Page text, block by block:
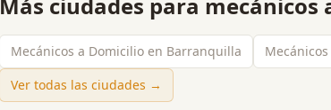
Mecánicos a Domicilio en Barranquilla
Ver todas las ciudades →